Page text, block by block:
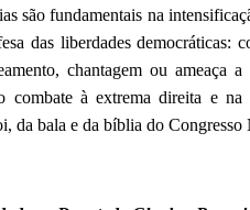
são fundamentais na
das liberdades democráticas:
chantagem ou ameaça
combate à extrema direita e na
da bala e da bíblia do